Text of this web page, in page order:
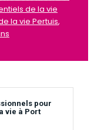
de la vie
la vie Pertuis,
pour
vie à Port